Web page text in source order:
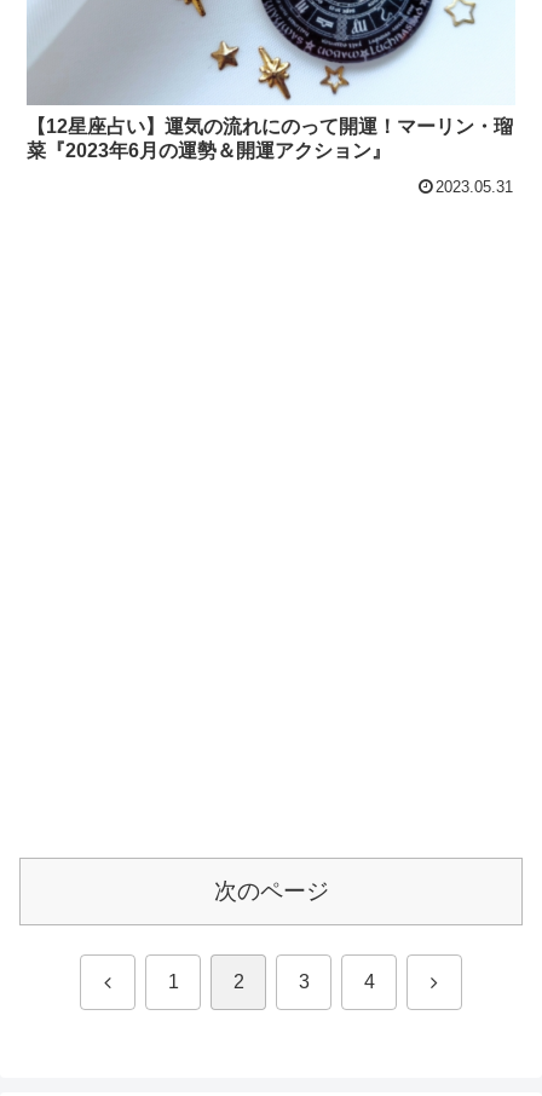
【12星座占い】運気の流れにのって開運！マーリン・瑠
菜『2023年6月の運勢＆開運アクション』
2023.05.31
次のページ
前 1 2 3 4 次